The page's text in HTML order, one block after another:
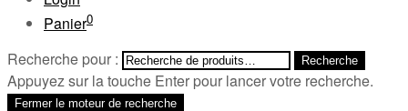
Panier0
Recherche pour : Recherche
Appuyez sur la touche Enter pour lancer votre recherche.
Fermer le moteur de recherche